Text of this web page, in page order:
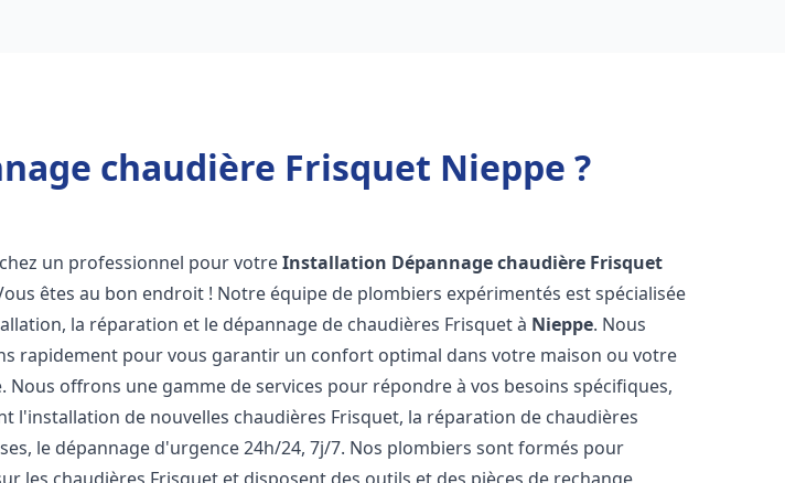
chaudière Frisquet Nieppe ?
un professionnel pour votreInstallation Dépannage chaudière Frisquet
êtes au bon endroit ! Notre équipe de plombiers expérimentés est spécialisée
la réparation et le dépannage de chaudières Frisquet à Nieppe. Nous
rapidement pour vous garantir un confort optimal dans votre maison ou votre
Nous offrons une gamme de services pour répondre à vos besoins spécifiques,
l'installation de nouvelles chaudières Frisquet, la réparation de chaudières
le dépannage d'urgence 24h/24, 7j/7. Nos plombiers sont formés pour